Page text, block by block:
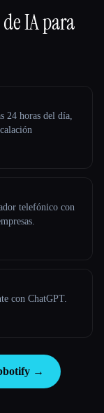
IA para
24 horas del día,
telefónico con
con ChatGPT.
→